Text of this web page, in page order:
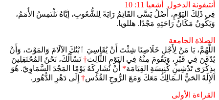
أنتيفونة الدخول
أشعيا 11: 10
فِي ذَلِكَ اليَوْمِ، أَصْلُ يَسَّى القَائِمُ رَايَةً لِلشُّعُوبِ، إيَّاهُ تَلْتَمِسُ الأُمَمُ،
وَيَكُونُ مَكَانُ رَاحَتِهِ مَجْدًا. هللويا.
الصلاة الجامعة
اللَّهُمَّ، يَا مَنْ لِأَجْلِ خَلَاصِنَا شِئْتَ أَنْ يُقَاسِيَ ﭐبْنُكَ الآلَامَ وَالمَوْتَ، وَأَنْ
يُدْفَنَ فِي قَبْرٍ، وَيَقُومَ مِنْهُ فِي اليَوْمِ الثَّالِث†نَسْأَلُكَ، نَحْنُ المُحْتَفِلِينَ
بِذِكْرَى تَدْشِينِ كَنِيسَةِ القِيَامَة* أَنْ نُشَارِكَهُ يَوْمًا المَجْدَ السَّمَاوِيّ. هُوَ
الإِلَهُ الحَيُّ الـمَالِكُ مَعَكَ وَمَعَ الرُّوحِ القُدُس† إِلَى دَهْرِ الدُّهُور.
القراءة الأولى